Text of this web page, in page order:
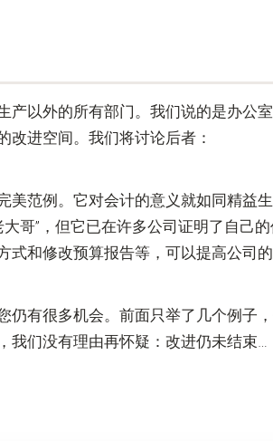
产以外的所有部门。我们说的是办公
改进空间。我们将讨论后者：
美范例。它对会计的意义就如同精益
大哥”，但它已在许多公司证明了自己
式和修改预算报告等，可以提高公司
仍有很多机会。前面只举了几个例子
我们没有理由再怀疑：改进仍未结束…